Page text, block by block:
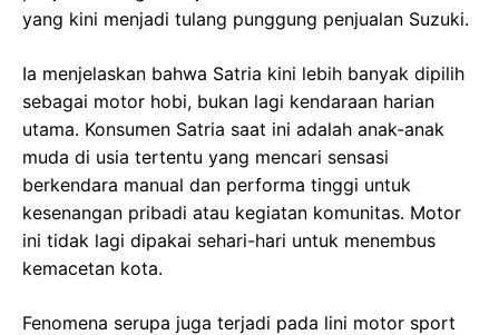
yang kini menjadi tulang punggung penjualan Suzuki.
Ia menjelaskan bahwa Satria kini lebih banyak dipilih
sebagai motor hobi, bukan lagi kendaraan harian
utama. Konsumen Satria saat ini adalah anak-anak
muda di usia tertentu yang mencari sensasi
berkendara manual dan performa tinggi untuk
kesenangan pribadi atau kegiatan komunitas. Motor
ini tidak lagi dipakai sehari-hari untuk menembus
kemacetan kota.
Fenomena serupa juga terjadi pada lini motor sport